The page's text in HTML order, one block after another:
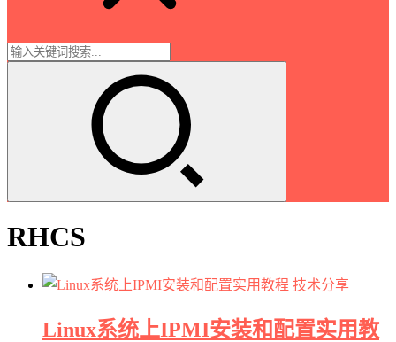
RHCS
技术分享
Linux系统上IPMI安装和配置实用教